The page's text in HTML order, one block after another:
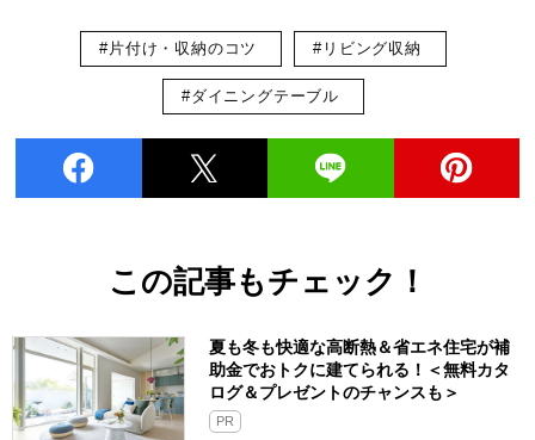
#片付け・収納のコツ #リビング収納
#ダイニングテーブル
この記事もチェック！
夏も冬も快適な高断熱＆省エネ住宅が補
助金でおトクに建てられる！＜無料カタ
ログ＆プレゼントのチャンスも＞
PR